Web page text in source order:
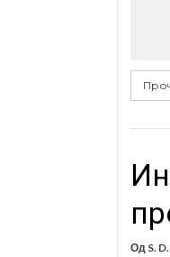
Од S. D.